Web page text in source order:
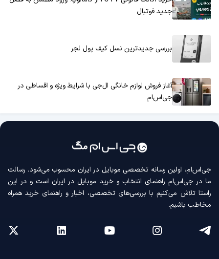
جدید فوتبال
بررسی جدیدترین نسل کیف پول لجر
آغاز فروش لوازم خانگی ال‌جی با شرایط ویژه و اقساطی در
جی‌اس‌ام
جی‌اس‌ام، اولین رسانه‌ تخصصی موبایل در ایران محسوب می‌شود. رسالت
ما در جی‌اس‌ام راهنمای انتخاب و خرید موبایل در ایران است و در این
راستا تلاش می‌کنیم با بررسی‌های تخصصی، اخبار و راهنمای خرید همراه
مخاطب باشیم.